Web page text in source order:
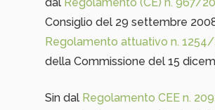
Consiglio del 29 settembre
Regolamento attuativo n.
della Commissione del 15
Sin dal Regolamento CEE n.